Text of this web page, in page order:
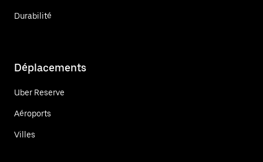
Durabilité
Déplacements
Uber Reserve
Aéroports
Villes